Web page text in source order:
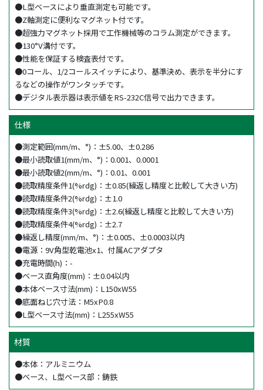
●L型ベースにより垂直測定も可能です。
●Z軸測定に便利なマグネット付です。
●超強力マグネット採用で工作機械等のコラム測定ができます。
●130°V溝付です。
●性能を保証する検査表付です。
●0コール、1/2コールスイッチにより、基準決め、表示を半分にす
るなどの操作がワンタッチです。
●デジタル表示器は表示値をRS-232C信号で出力できます。
仕様
●測定範囲(mm/m、°)：±5.00、±0.286
●最小読取値1(mm/m、°)：0.001、0.0001
●最小読取値2(mm/m、°)：0.01、0.001
●読取精度条件1(%rdg)：±0.85(繰返し精度と比較して大きい方)
●読取精度条件2(%rdg)：±1.0
●読取精度条件3(%rdg)：±2.6(繰返し精度と比較して大きい方)
●読取精度条件4(%rdg)：±2.7
●繰返し精度(mm/m、°)：±0.005、±0.0003以内
●電源：9V角型乾電池x1、付属ACアダプタ
●充電時間(h)：-
●ベース直角度(mm)：±0.04以内
●本体ベース寸法(mm)：L150xW55
●底面ねじ穴寸法：M5xP0.8
●L型ベース寸法(mm)：L255xW55
材質
●本体：アルミニウム
●ベース、L型ベース部：鋳鉄